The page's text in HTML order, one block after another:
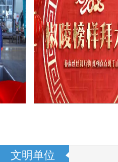
文明单位